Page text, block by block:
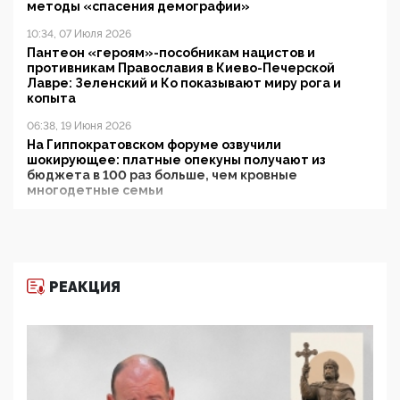
методы «спасения демографии»
10:34, 07 Июля 2026
Пантеон «героям»-пособникам нацистов и
противникам Православия в Киево-Печерской
Лавре: Зеленский и Ко показывают миру рога и
копыта
06:38, 19 Июня 2026
На Гиппократовском форуме озвучили
шокирующее: платные опекуны получают из
бюджета в 100 раз больше, чем кровные
многодетные семьи
11:53, 09 Июня 2026
деятельность ИИТО ЮНЕСКО в России, но
цифроглобалисты продолжают определять
повестку в образовании
09:43, 01 Июня 2026
РЕАКЦИЯ